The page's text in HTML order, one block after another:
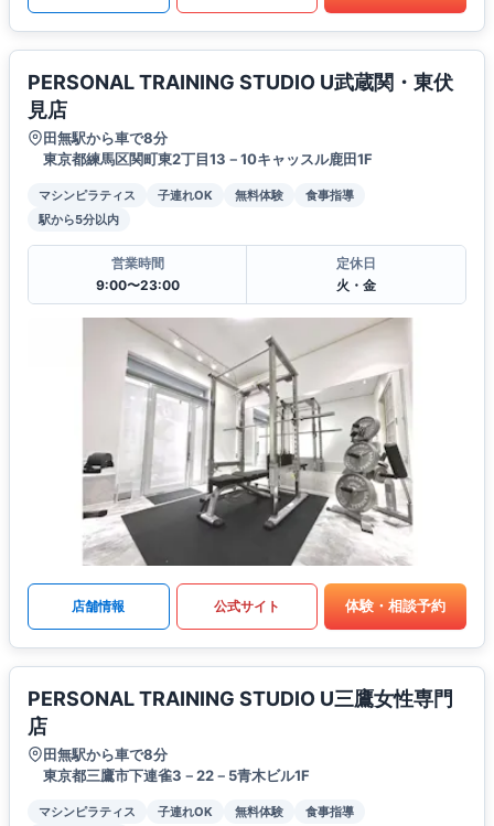
PERSONAL TRAINING STUDIO U武蔵関・東伏
見店
田無駅から車で8分
東京都練馬区関町東2丁目13－10キャッスル鹿田1F
マシンピラティス 子連れOK 無料体験
食事指導
駅から5分以内
営業時間
9:00〜23:00
定休日
火・金
店舗情報 公式サイト 体験・相談予約
PERSONAL TRAINING STUDIO U三鷹女性専門
店
田無駅から車で8分
東京都三鷹市下連雀3－22－5青木ビル1F
マシンピラティス 子連れOK 無料体験
食事指導